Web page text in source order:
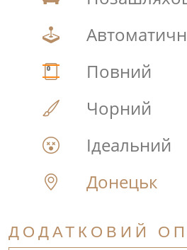
Повний
Чорний
Ідеальний
Донецьк
ДОДАТКОВИЙ